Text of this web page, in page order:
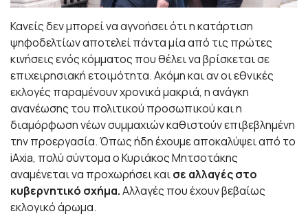
Κανείς δεν μπορεί να αγνοήσει ότι η κατάρτιση
ψηφοδελτίων αποτελεί πάντα μία από τις πρώτες
κινήσεις ενός κόμματος που θέλει να βρίσκεται σε
επιχειρησιακή ετοιμότητα. Ακόμη και αν οι εθνικές
εκλογές παραμένουν χρονικά μακριά, η ανάγκη
ανανέωσης του πολιτικού προσωπικού και η
διαμόρφωση νέων συμμαχιών καθιστούν επιβεβλημένη
την προεργασία. Όπως ήδη έχουμε αποκαλύψει από το
iAxia, πολύ σύντομα ο Κυριάκος Μητσοτάκης
αναμένεται να προχωρήσει καισε αλλαγές στο
κυβερνητικό σχήμα.Αλλαγές που έχουν βεβαίως
εκλογικό άρωμα.